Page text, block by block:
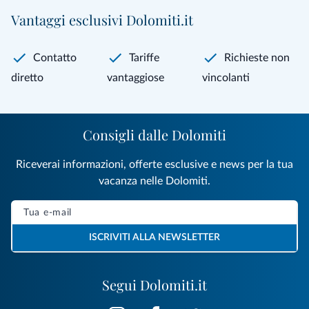
Vantaggi esclusivi Dolomiti.it
Contatto
diretto
Tariffe
vantaggiose
Richieste non
vincolanti
Segui Dolomiti.it
Consigli dalle Dolomiti
Riceverai informazioni, offerte esclusive e news per la tua
vacanza nelle Dolomiti.
ISCRIVITI ALLA NEWSLETTER